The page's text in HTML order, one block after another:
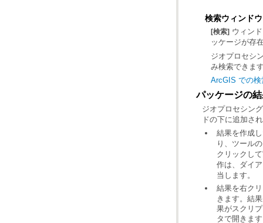
検索ウィンド
[検索]
ッケージが存
ジオプロセシ
み検索できま
ArcGIS での
パッケージの
ジオプロセシン
ドの下に追加さ
結果を作成
り、ツール
クリックし
作は、ダイ
当します。
結果を右ク